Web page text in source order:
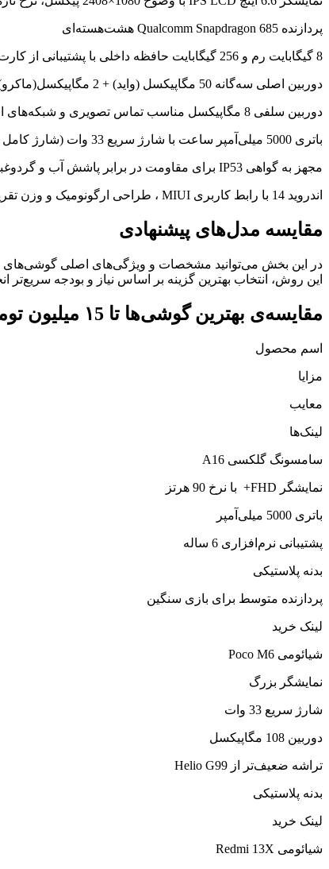
پردازنده Qualcomm Snapdragon 685 هشت‌هسته‌ای
8 گیگابایت رم و 256 گیگابایت حافظه داخلی با پشتیبانی از کارت حافظه microSD
دوربین اصلی سه‌گانه 50 مگاپیکسل (واید) + 2 مگاپیکسل(ماکرو) + حسگر عمق
دوربین سلفی 8 مگاپیکسل مناسب تماس تصویری و شبکه‌های اجتماعی
باتری 5000 میلی‌آمپر ساعت با شارژ سریع 33 وات (شارژ کامل در حدود 1 ساعت)
مجهز به گواهی IP53 برای مقاومت در برابر پاشش آب و گردوغبار
اندروید 14 با رابط کاربری MIUI ، طراحی ارگونومیک و وزن تقریبی 192 گرم
مقایسه مدل‌های پیشنهادی
این روش، انتخاب بهترین گزینه بر اساس نیاز و بودجه سریع‌تر
مقایسه‌ی بهترین گوشی‌ها تا ۱5 میلیون تومان
اسم محصول
مزایا
معایب
لینک‌ها
سامسونگ گلکسی A16
نمایشگر FHD+ با نرخ 90 هرتز
باتری 5000 میلی‌آمپر
پشتیبانی نرم‌افزاری 6 ساله
بدنه پلاستیکی
پردازنده متوسط برای بازی سنگین
لینک خرید
شیائومی Poco M6
نمایشگر بزرگ
شارژ سریع 33 وات
دوربین 108 مگاپیکسل
تراشه ضعیف‌تر از Helio G99
بدنه پلاستیکی
لینک خرید
شیائومی Redmi 13X